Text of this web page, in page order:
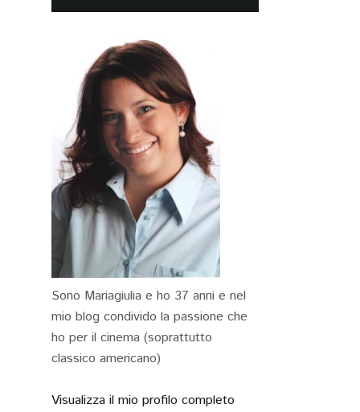
Sono Mariagiulia e ho 37 anni e nel
mio blog condivido la passione che
ho per il cinema (soprattutto
classico americano)
Visualizza il mio profilo completo